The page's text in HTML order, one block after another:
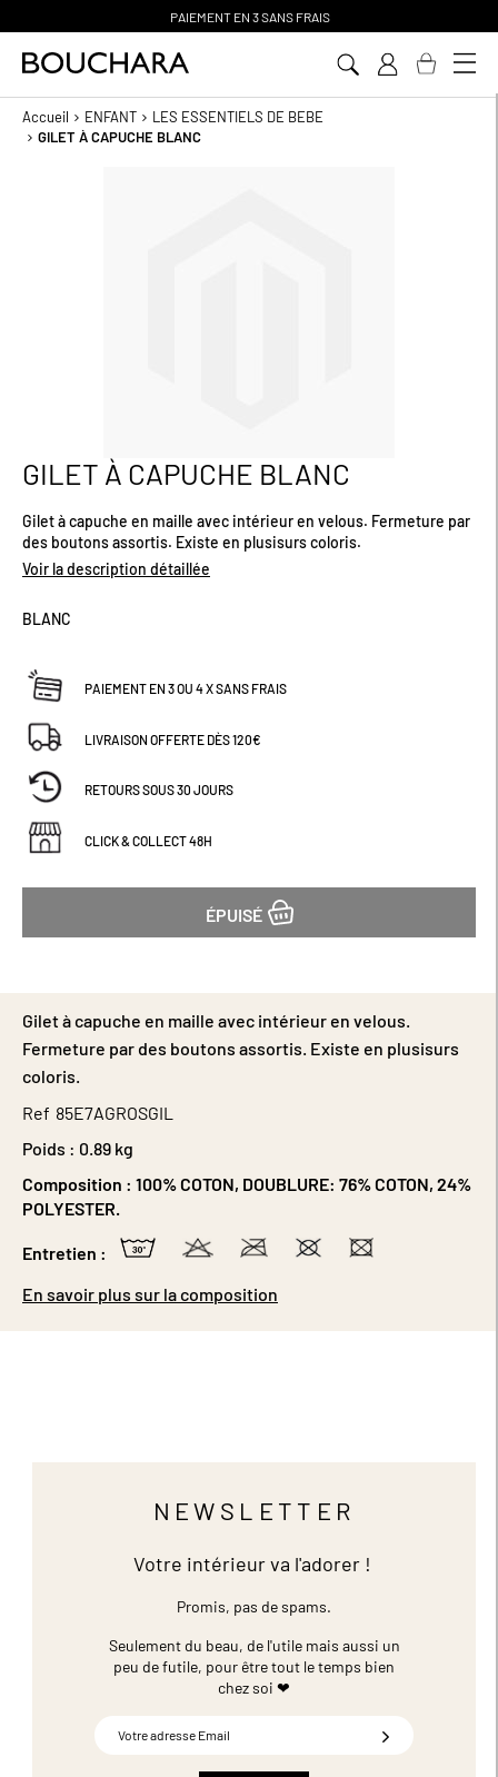
PAIEMENT EN 3 SANS FRAIS
Accueil ENFANT
LES ESSENTIELS DE BEBE
GILET À CAPUCHE BLANC
Passer
au
de
la
Galerie
GILET À CAPUCHE BLANC
Gilet à capuche en maille avec intérieur en velous. Fermeture par
des boutons assortis. Existe en plusisurs coloris.
Voir la description détaillée
BLANC
PAIEMENT EN 3 OU 4 X SANS FRAIS
LIVRAISON OFFERTE DÈS 120€
RETOURS SOUS 30 JOURS
CLICK & COLLECT 48H
ÉPUISÉ
Gilet à capuche en maille avec intérieur en velous.
Fermeture par des boutons assortis. Existe en plusisurs
coloris.
Ref 85E7AGROSGIL
Poids : 0.89 kg
Composition : 100% COTON, DOUBLURE: 76% COTON, 24%
POLYESTER.
Entretien :
En savoir plus sur la composition
NEWSLETTER
Votre intérieur va l'adorer !
Promis, pas de spams.
Seulement du beau, de l'utile mais aussi un
peu de futile, pour être tout le temps bien
chez soi ❤